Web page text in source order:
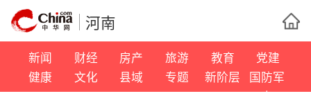
河南
新闻 财经 房产 旅游 教育
党建
健康
文化 县域 专题 新阶层
国防军
事